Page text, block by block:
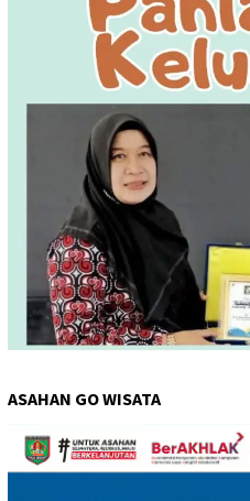
ASAHAN GO WISATA
Pemutar
Video